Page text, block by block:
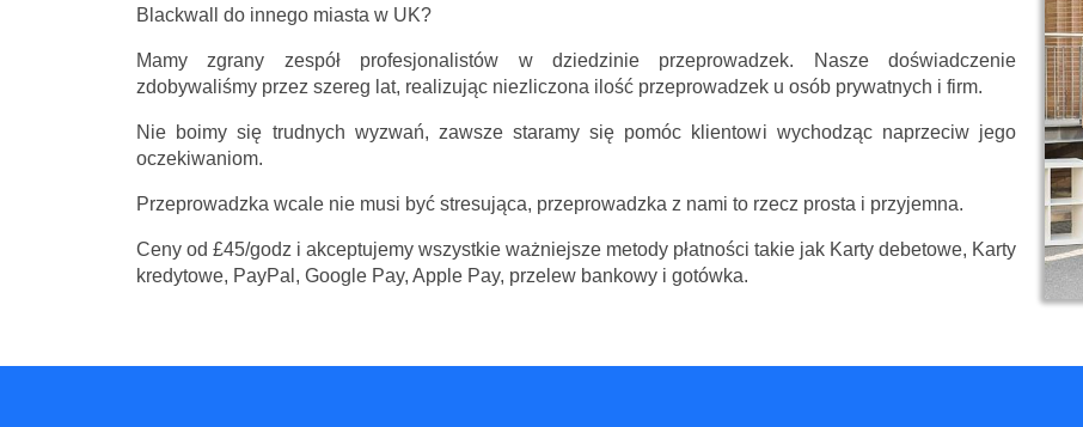
Blackwall do innego miasta w UK?
Mamy zgrany zespół profesjonalistów w dziedzinie przeprowadzek. Nasze doświadczenie
zdobywaliśmy przez szereg lat, realizując niezliczona ilość przeprowadzek u osób prywatnych i firm.
Nie boimy się trudnych wyzwań, zawsze staramy się pomóc klientowi wychodząc naprzeciw jego
oczekiwaniom.
Przeprowadzka wcale nie musi być stresująca, przeprowadzka z nami to rzecz prosta i przyjemna.
Ceny od £45/godz i akceptujemy wszystkie ważniejsze metody płatności takie jak Karty debetowe, Karty
kredytowe, PayPal, Google Pay, Apple Pay, przelew bankowy i gotówka.